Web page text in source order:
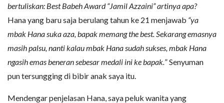
bertuliskan: Best Babeh Award “Jamil Azzaini” artinya apa?
Hana yang baru saja berulang tahun ke 21 menjawab “ya
mbak Hana suka aza, bapak memang the best. Sekarang emasnya
masih palsu, nanti kalau mbak Hana sudah sukses, mbak Hana
ngasih emas beneran sebesar medali ini ke bapak. ” Senyuman
pun tersungging di bibir anak saya itu.
Mendengar penjelasan Hana, saya peluk wanita yang